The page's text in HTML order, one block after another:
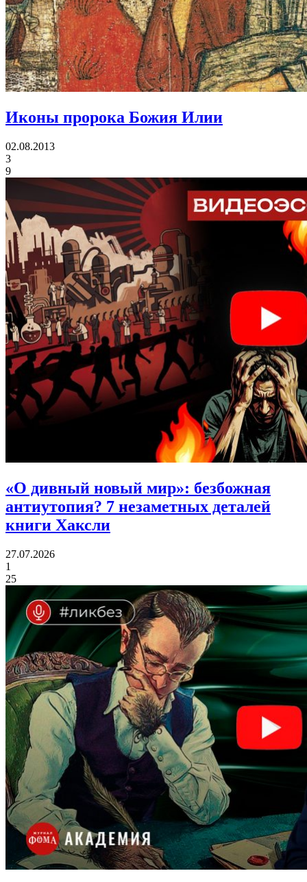
Иконы пророка Божия Илии
02.08.2013
3
9
«О дивный новый мир»: безбожная
антиутопия? 7 незаметных деталей
книги Хаксли
27.07.2026
1
25